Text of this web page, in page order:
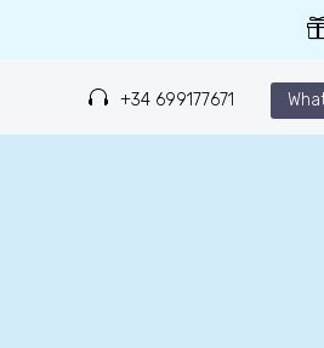
+34 699177671